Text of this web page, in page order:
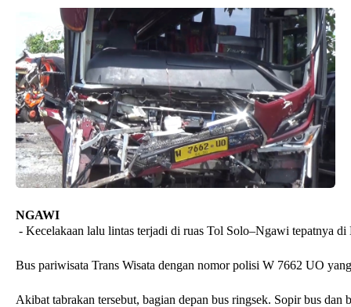
NGAWI
- Kecelakaan lalu lintas terjadi di ruas Tol Solo–Ngawi tepatnya
Bus pariwisata Trans Wisata dengan nomor polisi W 7662 UO
Akibat tabrakan tersebut, bagian depan bus ringsek. Sopir bus